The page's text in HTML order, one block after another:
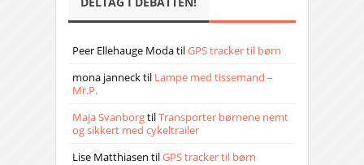
Peer Ellehauge ModatilGPS tracker til børn
mona jannecktil Lampe med tissemand –
Mr.P.
Maja SvanborgtilTransporter børnene nemt
og sikkert med cykeltrailer
Lise Matthiasen tilGPS tracker til børn